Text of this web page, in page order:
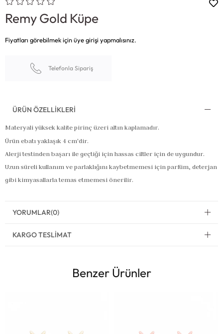
Remy Gold Küpe
Fiyatları görebilmek için üye girişi yapmalısınız.
Telefonla Sipariş
ÜRÜN ÖZELLIKLERI
Materyali yüksek kalite pirinç üzeri altın kaplamadır.
Ürün ebatı yaklaşık 4 cm'dir.
Alerji testinden başarı ile geçtiği için hassas ciltler için de uygundur.
Uzun süreli kullanım ve parlaklığını kaybetmemesi için parfüm, deterjan
gibi kimyasallarla temas etmemesi önerilir.
YORUMLAR(0)
KARGO TESLIMAT
Benzer Ürünler